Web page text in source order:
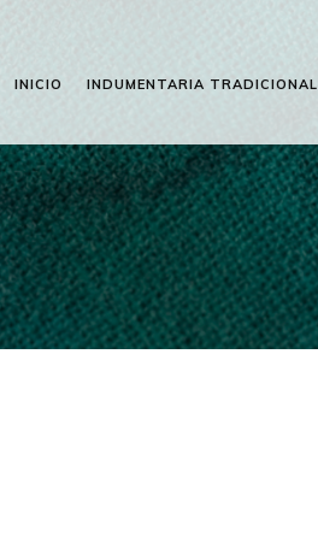
INICIO INDUMENTARIA TRADICIONAL